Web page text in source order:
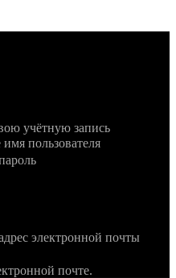
учётную запись
пользователя
электронной почты
почте.